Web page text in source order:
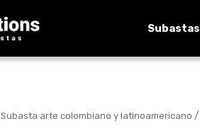
Subastas
Subasta arte colombiano y latinoamericano /